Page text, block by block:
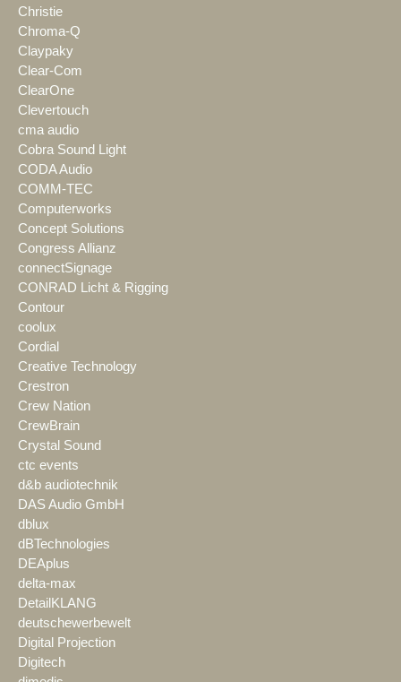
Christie
Chroma-Q
Claypaky
Clear-Com
ClearOne
Clevertouch
cma audio
Cobra Sound Light
CODA Audio
COMM-TEC
Computerworks
Concept Solutions
Congress Allianz
connectSignage
CONRAD Licht & Rigging
Contour
coolux
Cordial
Creative Technology
Crestron
Crew Nation
CrewBrain
Crystal Sound
ctc events
d&b audiotechnik
DAS Audio GmbH
dblux
dBTechnologies
DEAplus
delta-max
DetailKLANG
deutschewerbewelt
Digital Projection
Digitech